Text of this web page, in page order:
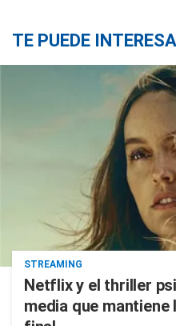
TE PUEDE
STREAMING
Netflix y el thriller
media que mantiene